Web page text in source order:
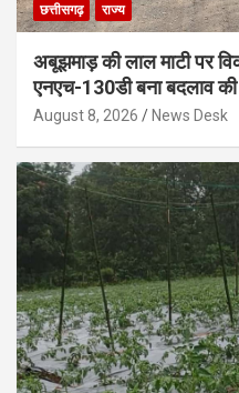
छत्तीसगढ़ राज्य
अबूझमाड़ की लाल माटी पर
एनएच-130डी बना बदलाव
August 8, 2026 News Desk